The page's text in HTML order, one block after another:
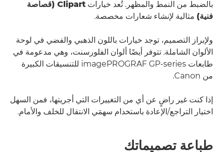
بالضبط من النمط والمظهر. تُعد خيارات
Clipart (قصاصة
فنية) مثالية لإنشاء شعارات مخصصة.
ولإبراز التصميم، توجد خيارات باللون الذهبي والفضي في لوحة
الألوان الشاملة. تتوفر أيضًا ألوان الفلورسنت، وهي مدعومة في
طابعات imagePROGRAF GP-series للتنسيقات الكبيرة
من Canon.
إذا كنت غير راضٍ عن أي من التغييرات التي أجريتها، فمن السهل
اختيار التراجع/الإعادة باستخدام سهمَي الانتقال للخلف والأمام.
طباعة تصميماتك